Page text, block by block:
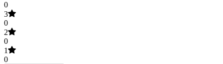
0
3
0
2
0
1
0